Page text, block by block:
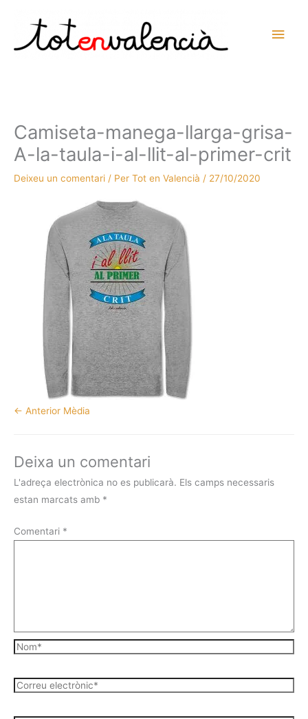
contingut
Camiseta-manega-llarga-grisa-
A-la-taula-i-al-llit-al-primer-crit
Deixeu un comentari / Per Tot en Valencià / 27/10/2020
← Anterior Mèdia
Deixa un comentari
L'adreça electrònica no es publicarà. Els camps necessaris
estan marcats amb *
Comentari *
Nom*
Correu